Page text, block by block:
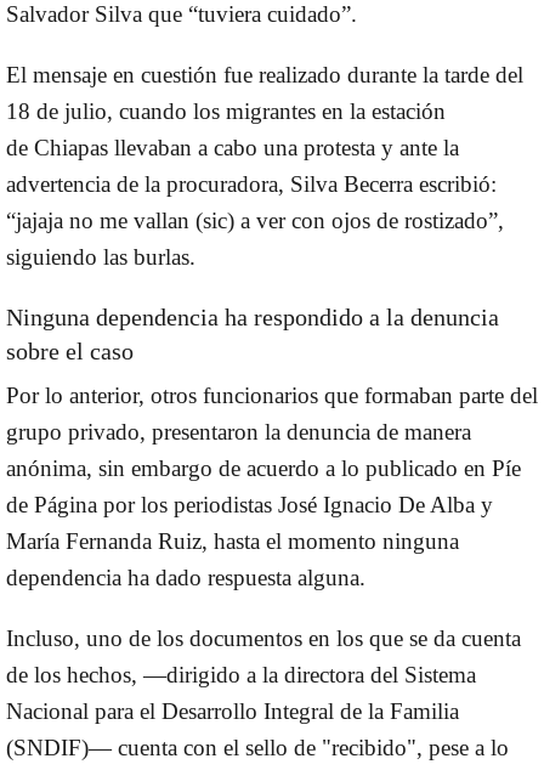
Salvador Silva que “tuviera cuidado”.
El mensaje en cuestión fue realizado durante la tarde del
18 de julio, cuando los migrantes en la estación
de Chiapas llevaban a cabo una protesta y ante la
advertencia de la procuradora, Silva Becerra escribió:
“jajaja no me vallan (sic) a ver con ojos de rostizado”,
siguiendo las burlas.
Ninguna dependencia ha respondido a la denuncia
sobre el caso
Por lo anterior, otros funcionarios que formaban parte del
grupo privado, presentaron la denuncia de manera
anónima, sin embargo de acuerdo a lo publicado en Píe
de Página por los periodistas José Ignacio De Alba y
María Fernanda Ruiz, hasta el momento ninguna
dependencia ha dado respuesta alguna.
Incluso, uno de los documentos en los que se da cuenta
de los hechos, —dirigido a la directora del Sistema
Nacional para el Desarrollo Integral de la Familia
(SNDIF)— cuenta con el sello de "recibido", pese a lo